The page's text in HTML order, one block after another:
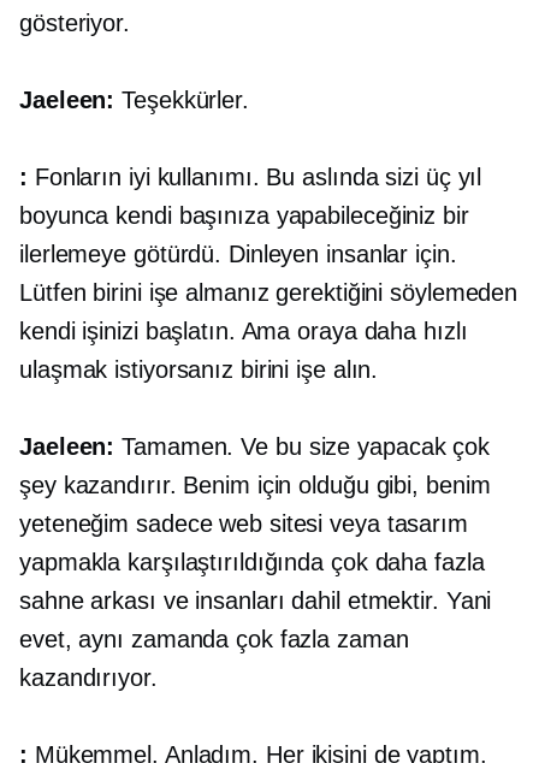
gösteriyor.
Jaeleen: Teşekkürler.
: Fonların iyi kullanımı. Bu aslında sizi üç yıl
boyunca kendi başınıza yapabileceğiniz bir
ilerlemeye götürdü. Dinleyen insanlar için.
Lütfen birini işe almanız gerektiğini söylemeden
kendi işinizi başlatın. Ama oraya daha hızlı
ulaşmak istiyorsanız birini işe alın.
Jaeleen: Tamamen. Ve bu size yapacak çok
şey kazandırır. Benim için olduğu gibi, benim
yeteneğim sadece web sitesi veya tasarım
yapmakla karşılaştırıldığında çok daha fazla
sahne arkası ve insanları dahil etmektir. Yani
evet, aynı zamanda çok fazla zaman
kazandırıyor.
: Mükemmel. Anladım. Her ikisini de yaptım.